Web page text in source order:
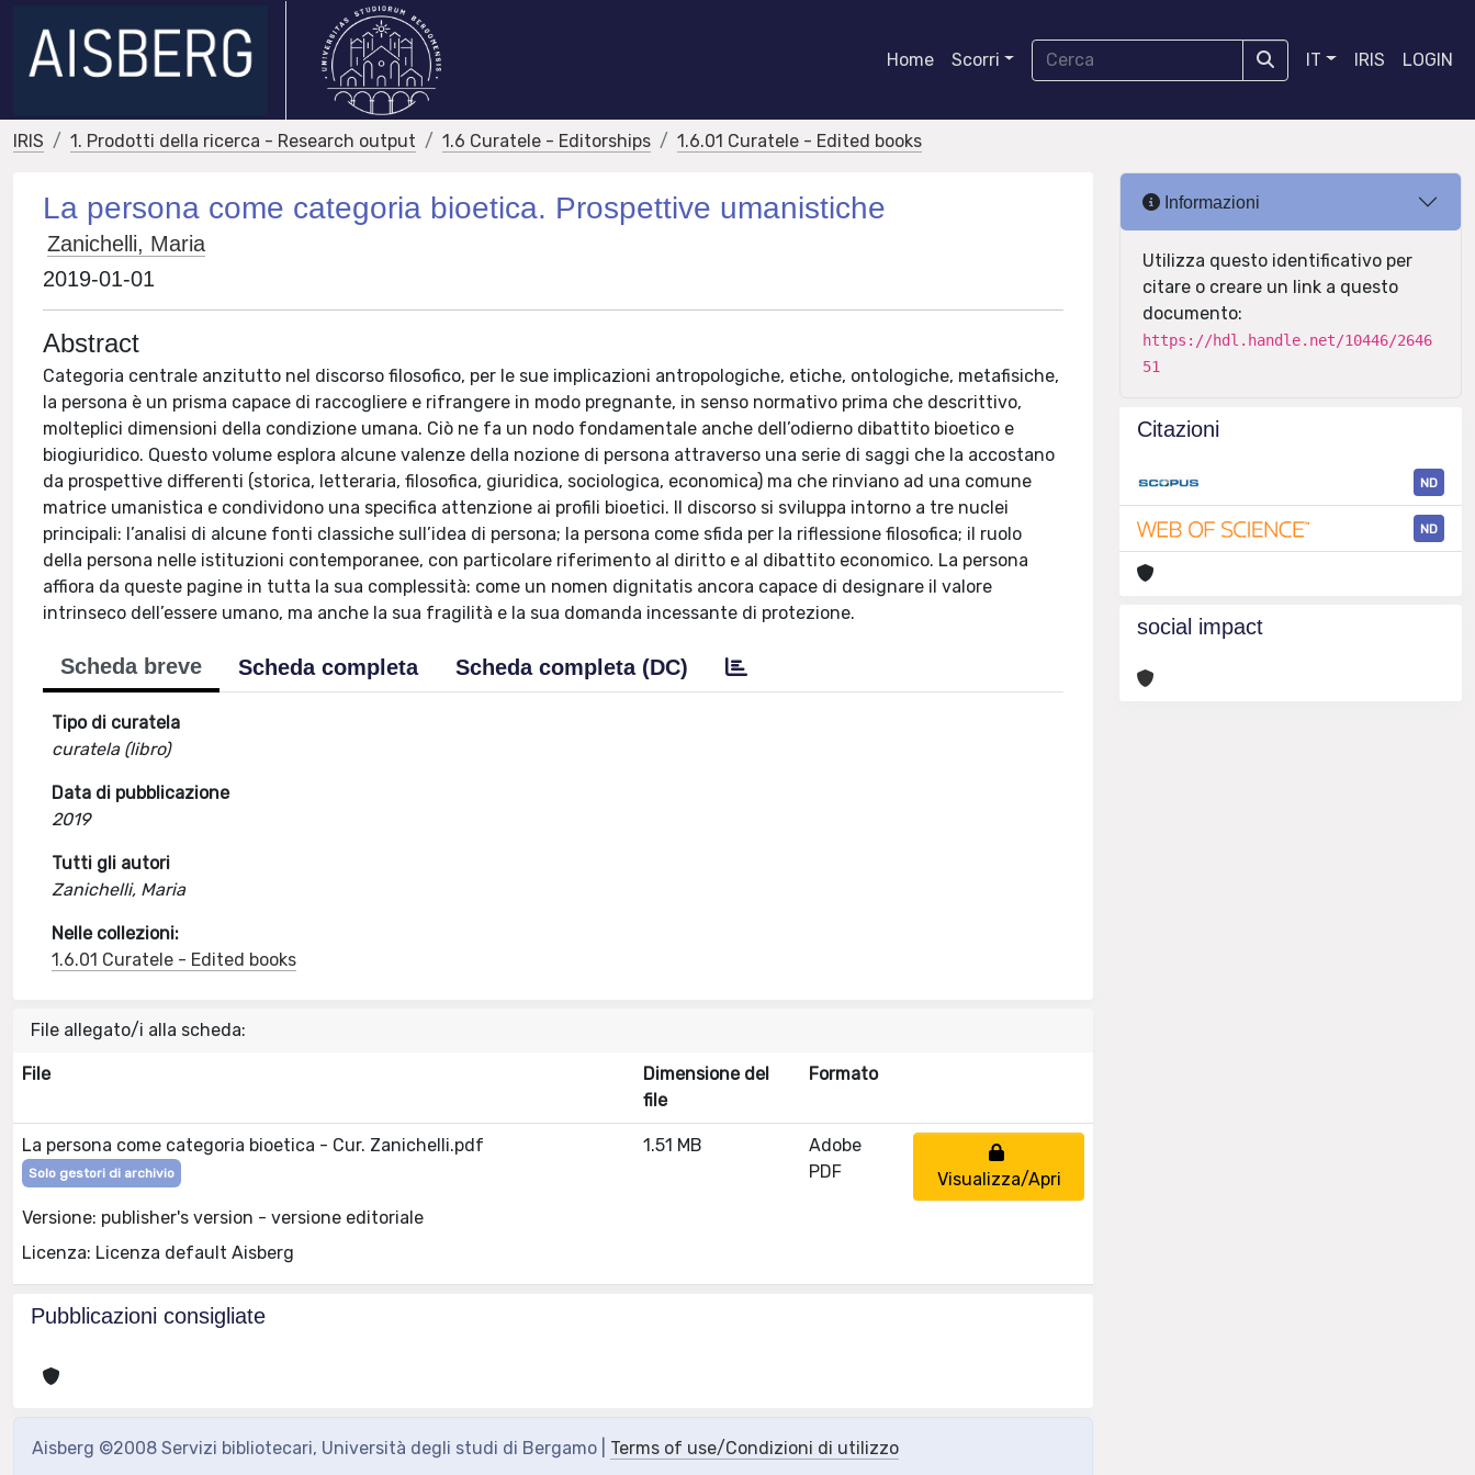
Home Scorri IT IRIS LOGIN
IRIS 1. Prodotti della ricerca - Research output 1.6 Curatele - Editorships 1.6.01 Curatele - Edited books
La persona come categoria bioetica. Prospettive umanistiche
Zanichelli, Maria
2019-01-01
Abstract
Categoria centrale anzitutto nel discorso filosofico, per le sue implicazioni antropologiche, etiche, ontologiche, metafisiche,
la persona è un prisma capace di raccogliere e rifrangere in modo pregnante, in senso normativo prima che descrittivo,
molteplici dimensioni della condizione umana. Ciò ne fa un nodo fondamentale anche dell’odierno dibattito bioetico e
biogiuridico. Questo volume esplora alcune valenze della nozione di persona attraverso una serie di saggi che la accostano
da prospettive differenti (storica, letteraria, filosofica, giuridica, sociologica, economica) ma che rinviano ad una comune
matrice umanistica e condividono una specifica attenzione ai profili bioetici. Il discorso si sviluppa intorno a tre nuclei
principali: l’analisi di alcune fonti classiche sull’idea di persona; la persona come sfida per la riflessione filosofica; il ruolo
della persona nelle istituzioni contemporanee, con particolare riferimento al diritto e al dibattito economico. La persona
affiora da queste pagine in tutta la sua complessità: come un nomen dignitatis ancora capace di designare il valore
intrinseco dell’essere umano, ma anche la sua fragilità e la sua domanda incessante di protezione.
Scheda breve Scheda completa Scheda completa (DC)
Tipo di curatela
curatela (libro)
Data di pubblicazione
2019
Tutti gli autori
Zanichelli, Maria
Nelle collezioni:
1.6.01 Curatele - Edited books
File allegato/i alla scheda:
File
Dimensione del
file
Formato
La persona come categoria bioetica - Cur. Zanichelli.pdf
Solo gestori di archivio
Versione: publisher's version - versione editoriale
Licenza: Licenza default Aisberg
1.51 MB
Adobe
PDF
Visualizza/Apri
Pubblicazioni consigliate
Aisberg ©2008 Servizi bibliotecari, Università degli studi di Bergamo | Terms of use/Condizioni di utilizzo
Informazioni
Utilizza questo identificativo per
citare o creare un link a questo
documento:
https://hdl.handle.net/10446/2646
51
Citazioni
ND
ND
social impact